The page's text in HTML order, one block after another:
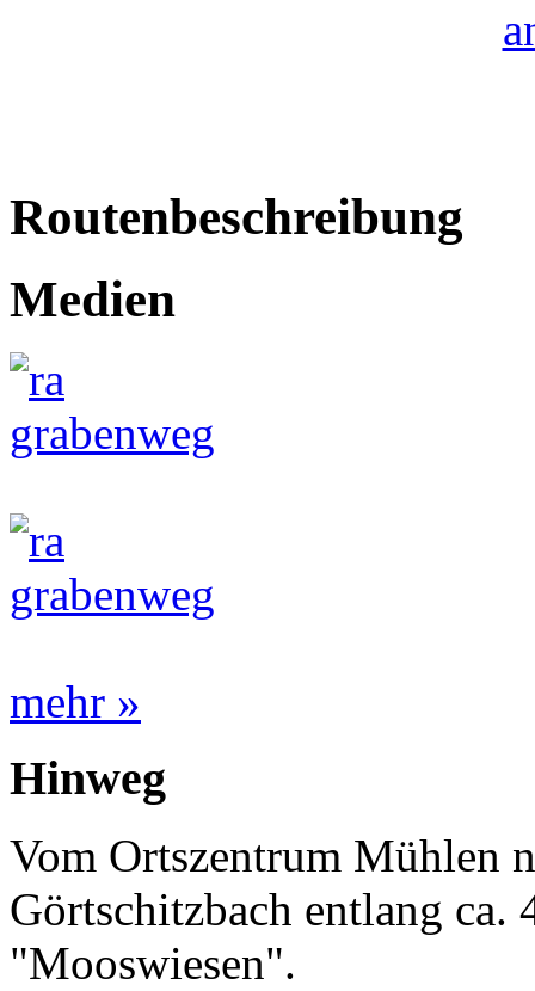
Routenbeschreibung
Medien
mehr »
Hinweg
Vom Ortszentrum Mühlen
Görtschitzbach entlang ca.
"Mooswiesen".